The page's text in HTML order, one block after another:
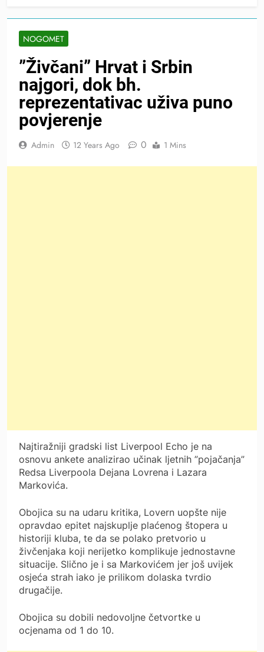
NOGOMET
”Živčani” Hrvat i Srbin
najgori, dok bh.
reprezentativac uživa puno
povjerenje
Admin 12 Years Ago 0 1 Mins
Najtiražniji gradski list Liverpool Echo je na
osnovu ankete analizirao učinak ljetnih ”pojačanja”
Redsa Liverpoola Dejana Lovrena i Lazara
Markovića.
Obojica su na udaru kritika, Lovern uopšte nije
opravdao epitet najskuplje plaćenog štopera u
historiji kluba, te da se polako pretvorio u
živčenjaka koji nerijetko komplikuje jednostavne
situacije. Slično je i sa Markovićem jer još uvijek
osjeća strah iako je prilikom dolaska tvrdio
drugačije.
Obojica su dobili nedovoljne četvortke u
ocjenama od 1 do 10.